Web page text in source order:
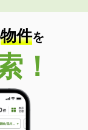
物件を
！